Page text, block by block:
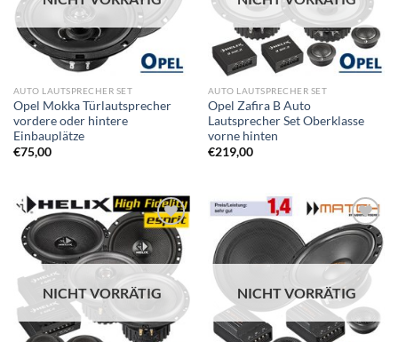
AUTO LAUTSPRECHER SET
Opel Mokka Türlautsprecher
vordere oder hintere
Einbauplätze
€75,00
AUTO LAUTSPRECHER SET
Opel Zafira B Auto
Lautsprecher Set Oberklasse
vorne hinten
€219,00
Zu
Wunschliste
hinzufügen
NICHT VORRÄTIG
Zu
Wunschliste
hinzufügen
NICHT VORRÄTIG